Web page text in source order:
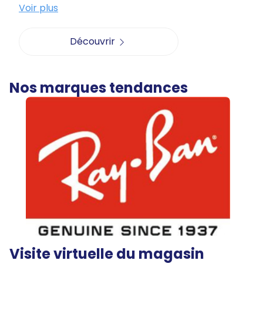
Voir plus
Découvrir
Nos marques tendances
Visite virtuelle du magasin